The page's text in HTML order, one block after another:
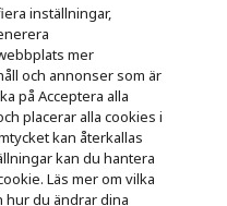
och försäljare av de
denna butik.
inställningar,
mer
och annonser som är
på Acceptera alla
placerar alla cookies i
kan återkallas
kan du hantera
Läs mer om vilka
hur du ändrar dina